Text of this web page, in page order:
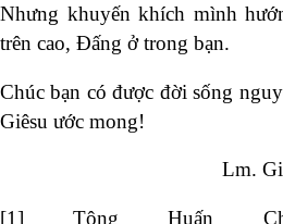
Nhưng khuyến khích mình
trên cao, Đấng ở trong bạn.
Chúc bạn có được đời sống
Giêsu ước mong!
Lm.
[1] Tông Huấn